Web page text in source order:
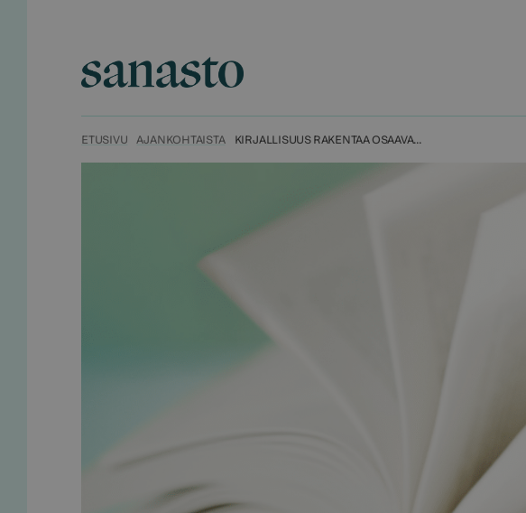
ETUSIVU AJANKOHTAISTA KIRJALLISUUS RAKENTAA OSAAVAA JA LUKUTAITOISTA SUOMEA – TAVOITTEEMME VAALIKAUDELLE 2027–2031